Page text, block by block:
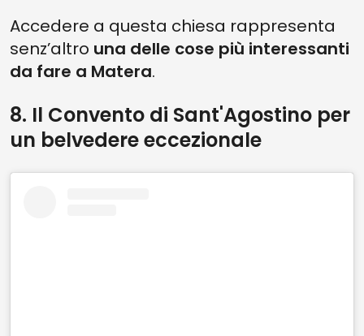
Accedere a questa chiesa rappresenta
senz’altro una delle cose più interessanti
da fare a Matera.
8. Il Convento di Sant'Agostino per
un belvedere eccezionale